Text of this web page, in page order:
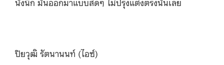
ปิยวุฒิ รัตนานนท์ (ไอซ์)